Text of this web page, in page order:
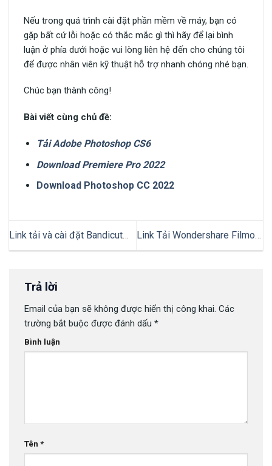
Nếu trong quá trình cài đặt phần mềm về máy, bạn có
gặp bất cứ lỗi hoặc có thắc mắc gì thì hãy để lại bình
luận ở phía dưới hoặc vui lòng liên hệ đến cho chúng tôi
để được nhân viên kỹ thuật hỗ trợ nhanh chóng nhé bạn.
Chúc bạn thành công!
Bài viết cùng chủ đề:
Tải Adobe Photoshop CS6
Download Premiere Pro 2022
Download Photoshop CC 2022
Link tải và cài đặt Bandicut
Full Crack miễn phí mới nhất
Link Tải Wondershare Filmora
12 Full Crack Vĩnh Viễn [Đã
Trả lời
Email của bạn sẽ không được hiển thị công khai. Các
trường bắt buộc được đánh dấu *
Bình luận
Tên *